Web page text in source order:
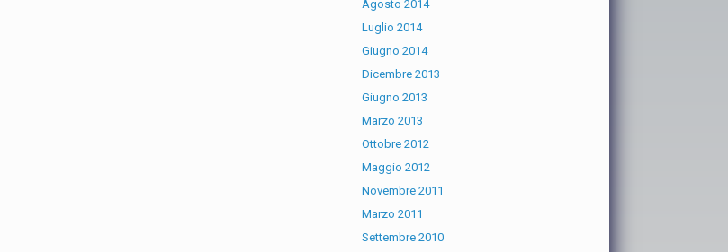
Agosto 2014
Luglio 2014
Giugno 2014
Dicembre 2013
Giugno 2013
Marzo 2013
Ottobre 2012
Maggio 2012
Novembre 2011
Marzo 2011
Settembre 2010